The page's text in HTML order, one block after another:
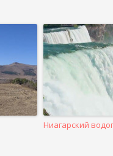
Ниагарский